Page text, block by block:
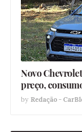
Novo
preço,
by Redação -